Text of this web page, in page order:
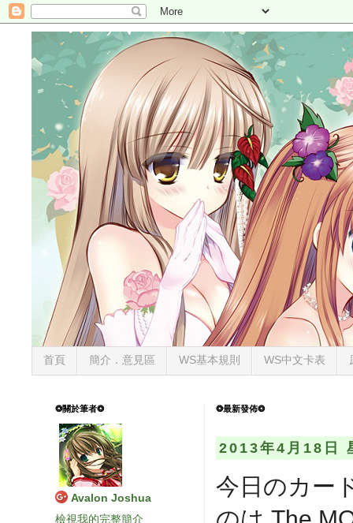
首頁 簡介．意見區 WS基本規則 WS中文卡表
❂最新發佈❂
2013年4月18日
今日のカー
❂關於筆者❂
Avalon Joshua
檢視我的完整簡介